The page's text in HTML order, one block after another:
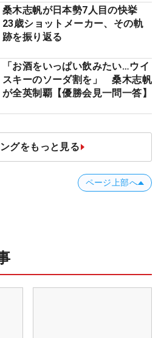
桑木志帆が日本勢7人目の快挙
23歳ショットメーカー、その軌
跡を振り返る
「お酒をいっぱい飲みたい…ウイ
スキーのソーダ割を」 桑木志帆
が全英制覇【優勝会見一問一答】
グをもっと見る
ページ上部へ